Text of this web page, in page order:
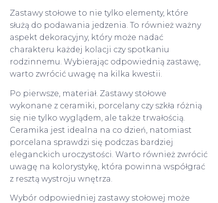
Zastawy stołowe to nie tylko elementy, które
służą do podawania jedzenia. To również ważny
aspekt dekoracyjny, który może nadać
charakteru każdej kolacji czy spotkaniu
rodzinnemu. Wybierając odpowiednią zastawę,
warto zwrócić uwagę na kilka kwestii.
Po pierwsze, materiał. Zastawy stołowe
wykonane z ceramiki, porcelany czy szkła różnią
się nie tylko wyglądem, ale także trwałością.
Ceramika jest idealna na co dzień, natomiast
porcelana sprawdzi się podczas bardziej
eleganckich uroczystości. Warto również zwrócić
uwagę na kolorystykę, która powinna współgrać
z resztą wystroju wnętrza.
Wybór odpowiedniej zastawy stołowej może